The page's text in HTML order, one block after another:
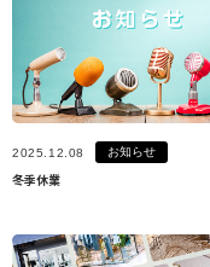
2025.12.08 お知らせ
冬季休業